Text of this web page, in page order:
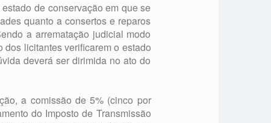
de conservação em que se
quanto a consertos e reparos
a arrematação judicial modo
licitantes verificarem o estado
deverá ser dirimida no ato do
a comissão de 5% (cinco por
do Imposto de Transmissão